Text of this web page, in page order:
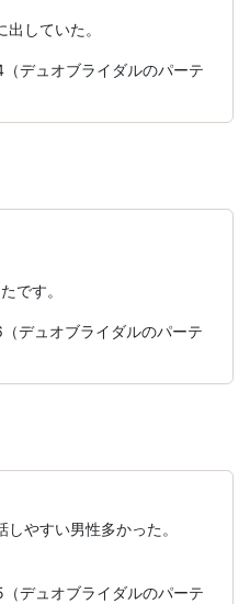
していた。
デュオブライダルのパーテ
です。
デュオブライダルのパーテ
やすい男性多かった。
デュオブライダルのパーテ